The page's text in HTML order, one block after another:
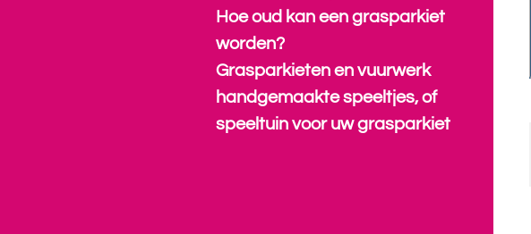
Hoe oud kan een grasparkiet
worden?
Grasparkieten en vuurwerk
handgemaakte speeltjes, of
speeltuin voor uw grasparkiet